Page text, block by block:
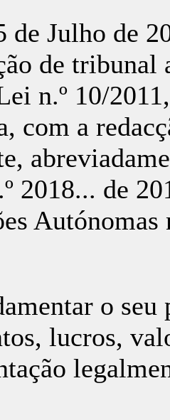
de Julho de
de tribunal
n.º 10/
com a
2018... de
o
lucros,